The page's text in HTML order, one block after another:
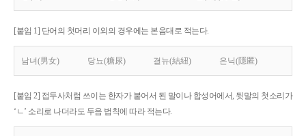
[붙임 1] 단어의 첫머리 이외의 경우에는 본음대로 적는다.
남녀(男女) 당뇨(糖尿) 결뉴(結紐) 은닉(隱匿)
[붙임 2] 접두사처럼 쓰이는 한자가 붙어서 된 말이나 합성어에서, 뒷말의 첫소리가
‘ㄴ’ 소리로 나더라도 두음 법칙에 따라 적는다.